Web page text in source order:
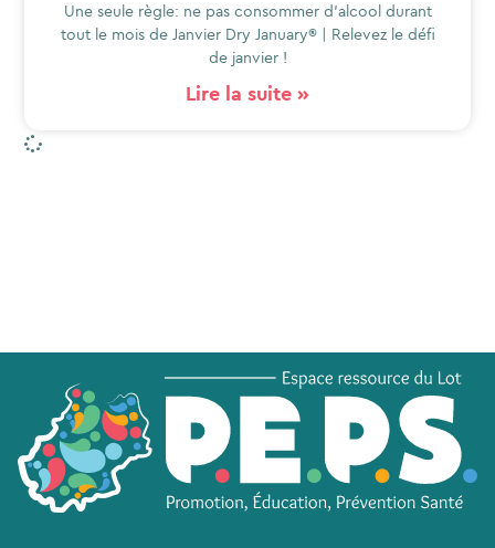
Une seule règle: ne pas consommer d’alcool durant
tout le mois de Janvier Dry January® | Relevez le défi
de janvier !
Lire la suite »